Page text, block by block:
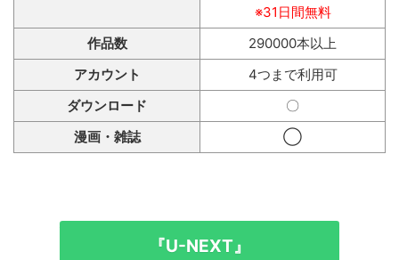
※31日間無料
作品数
290000本以上
アカウント
4つまで利用可
ダウンロード
〇
漫画・雑誌
◯
『U-NEXT』